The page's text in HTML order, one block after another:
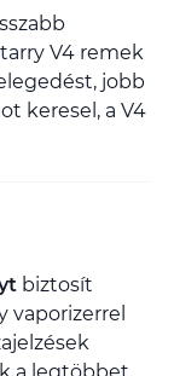
V4 remek
jobb
keresel, a V4
biztosít
vaporizerrel
a legtöbbet